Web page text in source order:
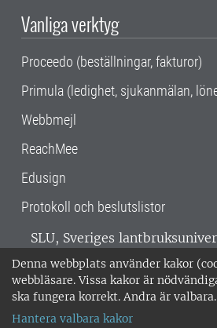
Denna webbplats använder kakor
webbläsare. Vissa kakor är
ska fungera korrekt. Andra är valbara.
Hantera valbara kakor
Vanliga verktyg
Proceedo (beställningar, fakturor)
Primula (ledighet, sjukanmälan,
Webbmejl
ReachMee
Edusign
Protokoll och beslutslistor
SLU, Sveriges
verksamhet över hela
Alnarp, Uppsala och Umeå.
miljöcertifierat enligt ISO
018-67 10 00 • Org nr: